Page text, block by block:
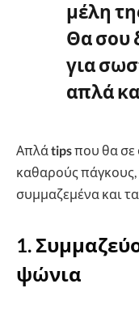
μέλη
Θα σου
για
απλά
Απλά tipsπου θα σε
καθαρούς πάγκους,
συμμαζεμένα και
1.
ψώνια